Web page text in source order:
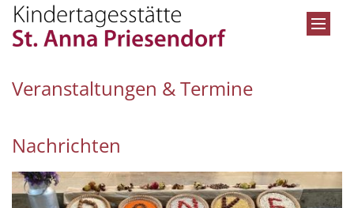
Zum Inhalt springen
Veranstaltungen & Termine
Nachrichten